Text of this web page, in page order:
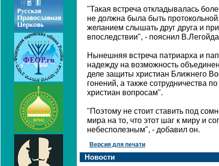
"Такая встреча откладывалась
не должна была быть
желанием слышать друг друга и
впоследствии", - пояснил
Нынешняя встреча патриарха и
надежду на возможность
деле защиты христиан Ближнего
гонений, а также сотрудничества
христиан вопросам".
"Поэтому не стоит ставить под
мира на то, что этот шаг к миру и
небесполезным", - добавил он.
Версия для печати
Новости